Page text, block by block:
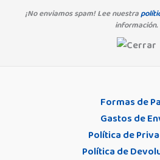
p
¡No enviamos spam! Lee nuestra
información.
Formas de
Gastos de
Política de
Política de